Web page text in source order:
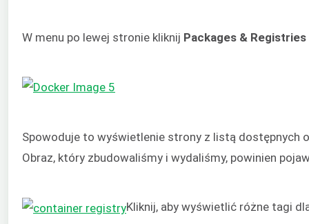
W menu po lewej stronie kliknij Packages & Registries
Spowoduje to wyświetlenie strony z listą dostępnych
Obraz, który zbudowaliśmy i wydaliśmy, powinien
Kliknij, aby wyświetlić różne tagi